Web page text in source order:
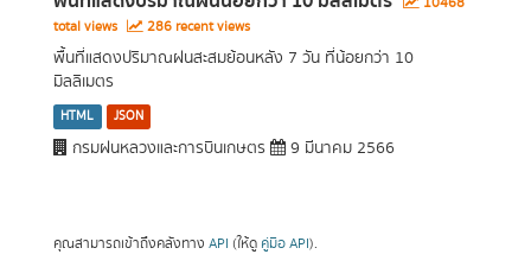
total views
286 recent views
พื้นที่แสดงปริมาณฝนสะสมย้อนหลัง 7 วัน ที่น้อยกว่า 10
มิลลิเมตร
HTML JSON
กรมฝนหลวงและการบินเกษตร 9 มีนาคม 2566
คุณสามารถเข้าถึงคลังทาง API (ให้ดู คู่มือ API).